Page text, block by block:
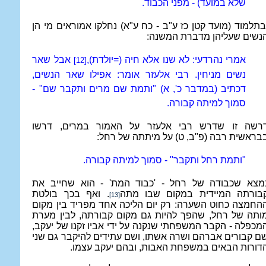
שלא במועד) - מפני הכבוד.
(מועד קטן כז ע"ב - כח ע"א) נחלקו אמוראים מי הן
שעליהן מדברת המשנה:
אמרי נהרדעי: לא שנו אלא חיה (=יולדת), [12] אבל שאר
נשים מניחין. רבי אלעזר אומר: אפילו שאר הנשים,
דכתיב (במדבר כ', א) "ותמת שם מרים ותקבר שם" -
סמוך למיתה קבורה.
זו שדרש רבי אלעזר על האמור במרים, דרשו
רבה (פ"ב, ט) על מיתתה של רחל:
"ותמת רחל ותקבר" - סמוך למיתה קבורה.
שכבודה של רחל - 'כבוד המת' - הוא שחייב את
המיידית במקום שבו מתה[13]. ואף בכך בולטת
כחוט השערה: רק יום הליכה אחד מפריד בין מקום
של רחל, שהפך להיות גם מקום קבורתה, לבין מערת
- הקבר המשפחתי שנקנה על ידי אביו זקנו של יעקב,
קבורים אברהם ושרה אשתו, ושם עתידים להיקבר גם שני
הבאים במשפחת האבות, ובהם יעקב עצמו.